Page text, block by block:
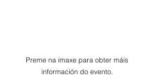
Preme na imaxe para obter máis
información do evento.